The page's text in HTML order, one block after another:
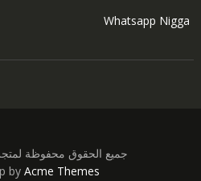
Whatsapp Nigga
جميع الحقوق محفوظة
by Acme Themes